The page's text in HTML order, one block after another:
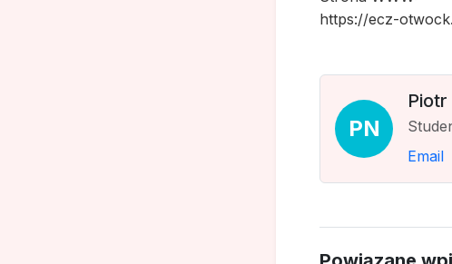
https://ecz-
PN
Email